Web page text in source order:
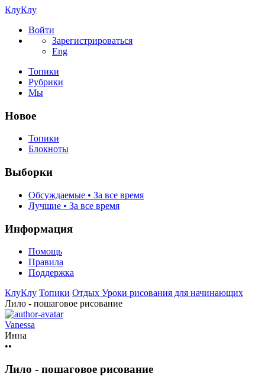
КлуКлу
Войти
Зарегистрироваться
Eng
Топики
Рубрики
Мы
Новое
Топики
Блокноты
Выборки
Обсуждаемые • За все время
Лучшие • За все время
Информация
Помощь
Правила
Поддержка
КлуКлу Топики Отдых Уроки рисования для начинающих
Лило - пошаговое рисование
Vanessa
Инна
••
Лило - пошаговое рисование